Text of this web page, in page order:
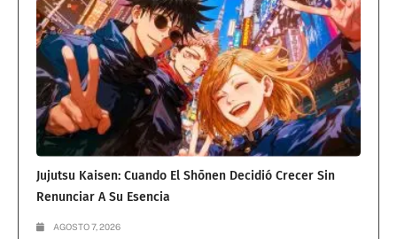
Jujutsu Kaisen: Cuando El Shōnen Decidió Crecer Sin
Renunciar A Su Esencia
AGOSTO 7, 2026